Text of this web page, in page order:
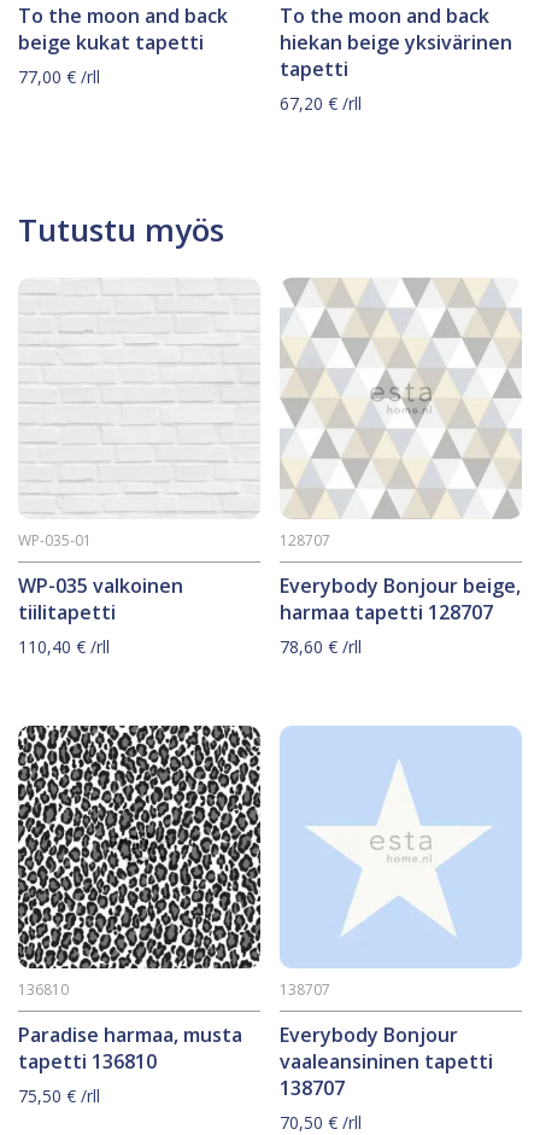
To the moon and back
beige kukat tapetti
77,00 € /rll
To the moon and back
hiekan beige yksivärinen
tapetti
67,20€ /rll
Tutustu myös
WP-035 valkoinen
tiilitapetti
WP-035-01
110,40 € /rll
Everybody Bonjour beige,
harmaa tapetti 128707
128707
78,60€ /rll
Paradise harmaa, musta
tapetti 136810
136810
75,50 € /rll
Everybody Bonjour
vaaleansininen tapetti
138707
138707
70,50€ /rll